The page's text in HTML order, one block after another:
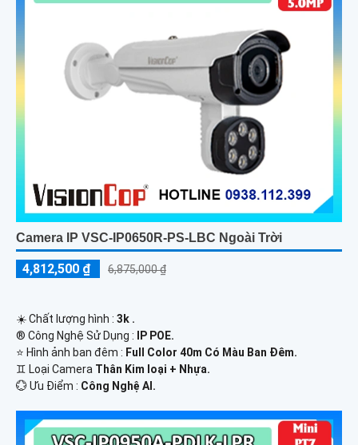
Camera IP VSC-IP0650R-PS-LBC Ngoài Trời
4,812,500 ₫ 6,875,000 ₫
☀️ Chất lượng hình : 3k .
®️ Công Nghệ Sử Dụng :
IP POE.
⭐ Hình ảnh ban đêm : Full Color 40m Có Màu Ban Ðêm.
♊ Loại Camera Thân Kim loại + Nhựa.
️💮 Ưu Điểm : Công Nghệ AI.